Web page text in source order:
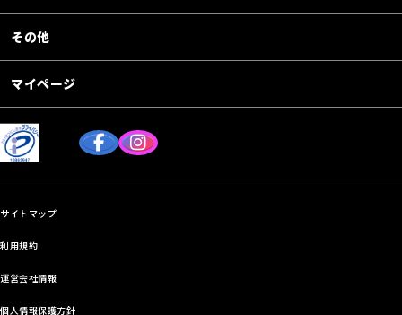
その他
マイページ
サイトマップ
利用規約
運営会社情報
個人情報保護方針